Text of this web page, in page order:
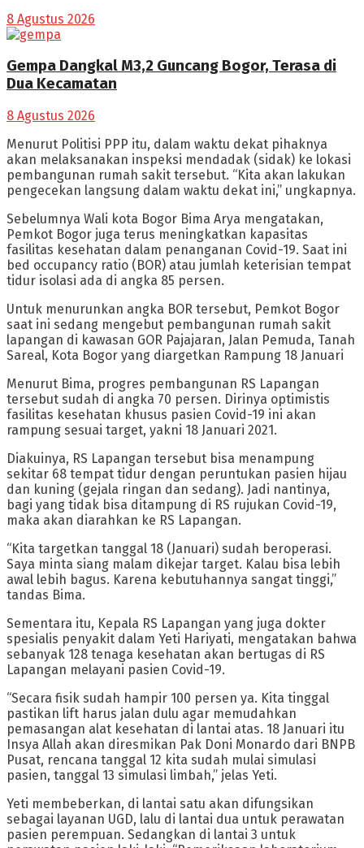
8 Agustus 2026
Gempa Dangkal M3,2 Guncang Bogor, Terasa di
Dua Kecamatan
8 Agustus 2026
Menurut Politisi PPP itu, dalam waktu dekat pihaknya
akan melaksanakan inspeksi mendadak (sidak) ke lokasi
pembangunan rumah sakit tersebut. “Kita akan lakukan
pengecekan langsung dalam waktu dekat ini,” ungkapnya.
Sebelumnya Wali kota Bogor Bima Arya mengatakan,
Pemkot Bogor juga terus meningkatkan kapasitas
fasilitas kesehatan dalam penanganan Covid-19. Saat ini
bed occupancy ratio (BOR) atau jumlah keterisian tempat
tidur isolasi ada di angka 85 persen.
Untuk menurunkan angka BOR tersebut, Pemkot Bogor
saat ini sedang mengebut pembangunan rumah sakit
lapangan di kawasan GOR Pajajaran, Jalan Pemuda, Tanah
Sareal, Kota Bogor yang diargetkan Rampung 18 Januari
Menurut Bima, progres pembangunan RS Lapangan
tersebut sudah di angka 70 persen. Dirinya optimistis
fasilitas kesehatan khusus pasien Covid-19 ini akan
rampung sesuai target, yakni 18 Januari 2021.
Diakuinya, RS Lapangan tersebut bisa menampung
sekitar 68 tempat tidur dengan peruntukan pasien hijau
dan kuning (gejala ringan dan sedang). Jadi nantinya,
bagi yang tidak bisa ditampung di RS rujukan Covid-19,
maka akan diarahkan ke RS Lapangan.
“Kita targetkan tanggal 18 (Januari) sudah beroperasi.
Saya minta siang malam dikejar target. Kalau bisa lebih
awal lebih bagus. Karena kebutuhannya sangat tinggi,”
tandas Bima.
Sementara itu, Kepala RS Lapangan yang juga dokter
spesialis penyakit dalam Yeti Hariyati, mengatakan bahwa
sebanyak 128 tenaga kesehatan akan bertugas di RS
Lapangan melayani pasien Covid-19.
“Secara fisik sudah hampir 100 persen ya. Kita tinggal
pastikan lift harus jalan dulu agar memudahkan
pemasangan alat kesehatan di lantai atas. 18 Januari itu
Insya Allah akan diresmikan Pak Doni Monardo dari BNPB
Pusat, rencana tanggal 12 kita sudah mulai simulasi
pasien, tanggal 13 simulasi limbah,” jelas Yeti.
Yeti membeberkan, di lantai satu akan difungsikan
sebagai layanan UGD, lalu di lantai dua untuk perawatan
pasien perempuan. Sedangkan di lantai 3 untuk